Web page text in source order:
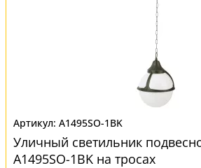
A1495SO-1BK
Уличный светильник
A1495SO-1BK на тросах